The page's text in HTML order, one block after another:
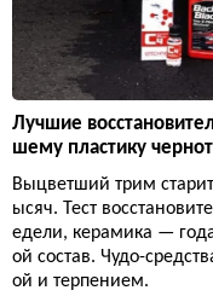
Лучшие
шему пластику
Выцветший трим
ысяч. Тест
едели, керамика —
ой состав. Чудо-
ой и терпением.